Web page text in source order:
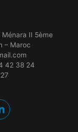
Ménara II 5ème
– Maroc
42 38 24